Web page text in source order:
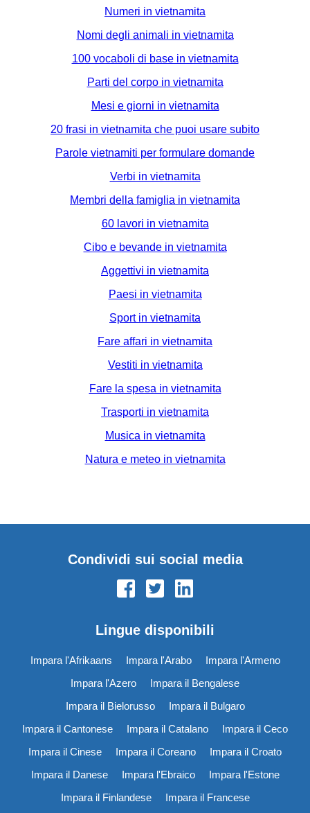
Numeri in vietnamita
Nomi degli animali in vietnamita
100 vocaboli di base in vietnamita
Parti del corpo in vietnamita
Mesi e giorni in vietnamita
20 frasi in vietnamita che puoi usare subito
Parole vietnamiti per formulare domande
Verbi in vietnamita
Membri della famiglia in vietnamita
60 lavori in vietnamita
Cibo e bevande in vietnamita
Aggettivi in vietnamita
Paesi in vietnamita
Sport in vietnamita
Fare affari in vietnamita
Vestiti in vietnamita
Fare la spesa in vietnamita
Trasporti in vietnamita
Musica in vietnamita
Natura e meteo in vietnamita
Condividi sui social media
Lingue disponibili
Impara l'Afrikaans Impara l'Arabo
Impara l'Armeno
Impara l'Azero
Impara il Bengalese
Impara il Bielorusso
Impara il Bulgaro
Impara il Cantonese
Impara il Catalano
Impara il Ceco
Impara il Cinese
Impara il Coreano
Impara il Croato
Impara il Danese
Impara l'Ebraico
Impara l'Estone
Impara il Finlandese
Impara il Francese